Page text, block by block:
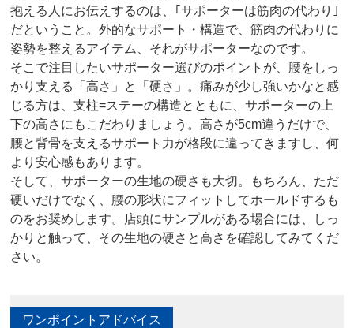
抱える人にお伝えするのは、｢サポーターは筋肉の代わり｣
だということ。外的なサポート・構造で、筋肉の代わりに
姿勢を整えるアイテム、それがサポーターなのです。
そこで注目したいサポーター選びのポイントが、腰をしっ
かり支える「高さ」と「硬さ」。痛みが少し強いかなと感
じる方は、支柱=ステーの構造とともに、サポーターの上
下の高さにもこだわりましょう。高さが5cm違うだけで、
腰と背骨を支えるサポート力が格段に違ってきますし、何
より安心感もあります。
そして、サポーターの生地の硬さも大切。もちろん、ただ
硬いだけでなく、腰の形状にフィットしてホールドするも
のをお奨めします。店頭にサンプルがある場合には、しっ
かりと触って、その生地の硬さと高さを確認してみてくだ
さい。
ワンポイントアドバイス